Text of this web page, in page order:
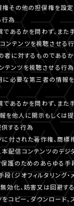
権その他の担保権を設定
行為
あるかを問わず、また
ンテンツを視聴させる
に対するものであるか
テンツを視聴させる行為
必要な第三者の情報
あるかを問わず、また
を他人に開示もしくは
供する行為
付された著作権、商標
配信コンテンツのデジ
保護のためのあらゆる手
（ジオフィルタリング・
無効化、妨害又は回避す
コピー、ダウンロード、